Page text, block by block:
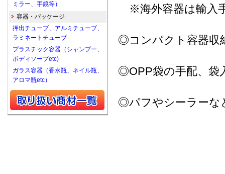
※海外容器は輸入
◎コンパクト容器収
◎OPP袋の手配、袋
◎パフやシーラーな
ミラー、手鏡等）
容器・パッケージ
押出チューブ、アルミチューブ、
ラミネートチューブ
プラスチック容器（シャンプー、
ボディソープetc)
ガラス容器（香水瓶、ネイル瓶、
アロマ瓶etc）